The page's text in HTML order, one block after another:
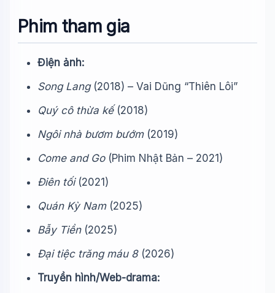
Phim tham gia
Điện ảnh:
Song Lang(2018) – Vai Dũng “Thiên Lôi”
Quý cô thừa kế(2018)
Ngôi nhà bươm bướm(2019)
Come and Go(Phim Nhật Bản – 2021)
Điên tối(2021)
Quán Kỳ Nam(2025)
Bẫy Tiền(2025)
Đại tiệc trăng máu 8(2026)
Truyền hình/Web-drama: